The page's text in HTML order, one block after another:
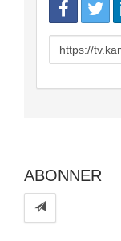
URL
to
ABONNER